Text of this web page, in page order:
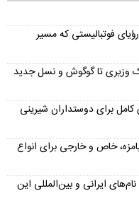
فوتبالیستی که مسیر
وزیری تا گوگوش و نسل جدید
برای دوستداران شیرینی
از ۳۰۰ اسم زیبا، بامزه، خاص و خارجی برای انواع
ایرانی و بین‌المللی این